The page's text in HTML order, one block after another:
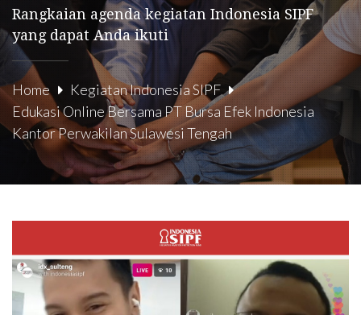
Rangkaian agenda kegiatan Indonesia SIPF
yang dapat Anda ikuti
Home
Kegiatan Indonesia SIPF
Edukasi Online Bersama PT Bursa Efek Indonesia
Kantor Perwakilan Sulawesi Tengah